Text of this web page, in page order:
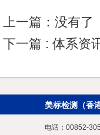
上一篇：没有了
下一篇 : 体系资
美标检测（香
电话：00852-